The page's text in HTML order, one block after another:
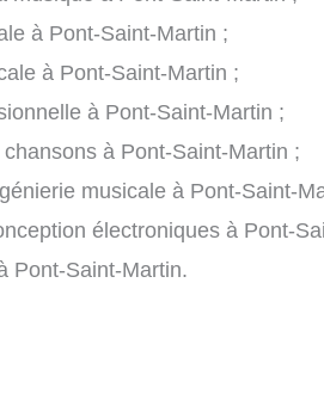
à Pont-Saint-Martin ;
à Pont-Saint-Martin ;
à Pont-Saint-Martin ;
à Pont-Saint-Martin ;
musicale à Pont-Saint-
électroniques à Pont-
Pont-Saint-Martin.